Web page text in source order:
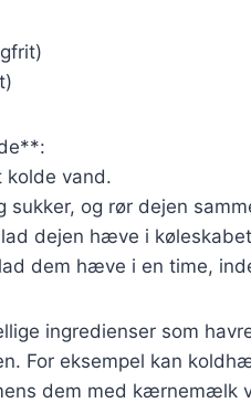
kolde vand.
og rør dejen
dejen hæve i
dem hæve i en time,
ingredienser som
For eksempel kan
dem med kærnemælk